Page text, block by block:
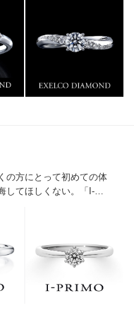
品質にもこだわっていま
生身に着けていただきた
ンド」「ハードプラチ
います。
の方にとって初めての体
してほしくない。「I-
選びの最初の一歩をご一